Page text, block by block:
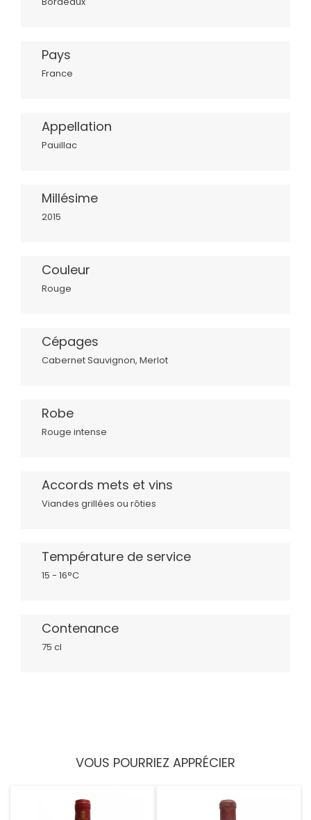
Pays
France
Appellation
Pauillac
Millésime
2015
Couleur
Rouge
Cépages
Cabernet Sauvignon, Merlot
Robe
Rouge intense
Accords mets et vins
Viandes grillées ou rôties
Température de service
15 - 16°C
Contenance
75 cl
VOUS POURRIEZ APPRÉCIER